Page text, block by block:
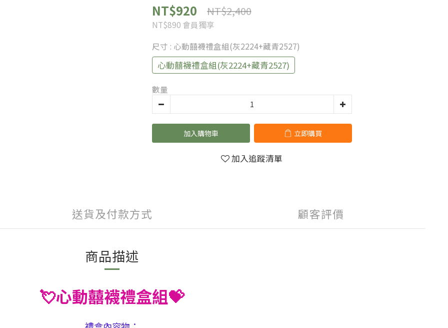
NT$920 NT$2,400
NT$890 會員獨享
尺寸 : 心動囍襪禮盒組(灰2224+藏青2527)
心動囍襪禮盒組(灰2224+藏青2527)
數量
加入購物車 立即購買
加入追蹤清單
送貨及付款方式 顧客評價
商品描述
💘心動囍襪禮盒組💝